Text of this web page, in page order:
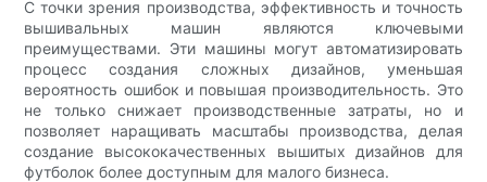
С точки зрения производства, эффективность и точность
вышивальных машин являются ключевыми
преимуществами. Эти машины могут автоматизировать
процесс создания сложных дизайнов, уменьшая
вероятность ошибок и повышая производительность. Это
не только снижает производственные затраты, но и
позволяет наращивать масштабы производства, делая
создание высококачественных вышитых дизайнов для
футболок более доступным для малого бизнеса.